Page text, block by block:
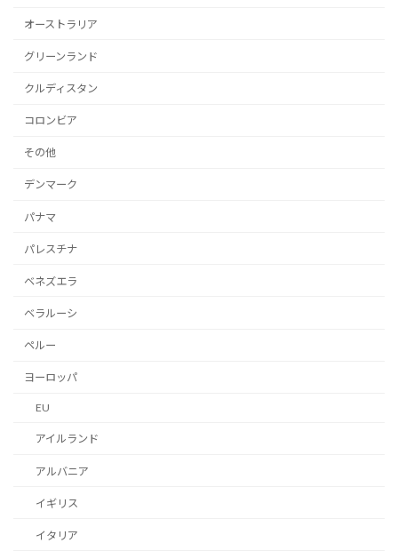
オーストラリア
グリーンランド
クルディスタン
コロンビア
その他
デンマーク
パナマ
パレスチナ
ベネズエラ
ベラルーシ
ペルー
ヨーロッパ
EU
アイルランド
アルバニア
イギリス
イタリア